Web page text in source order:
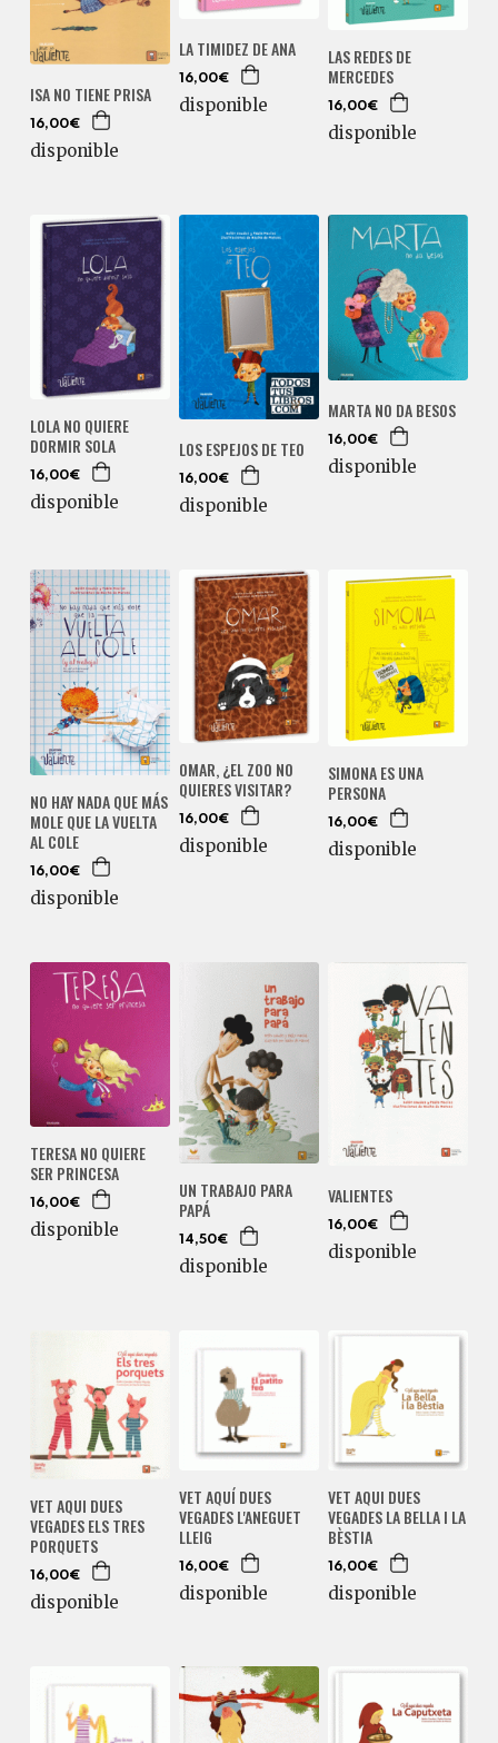
ISA NO TIENE PRISA
16,00€
disponible
LA TIMIDEZ DE ANA
16,00€
disponible
LAS REDES DE
MERCEDES
16,00€
disponible
LOLA NO QUIERE
DORMIR SOLA
16,00€
disponible
LOS ESPEJOS DE TEO
16,00€
disponible
MARTA NO DA BESOS
16,00€
disponible
NO HAY NADA QUE MÁS
MOLE QUE LA VUELTA
AL COLE
16,00€
disponible
OMAR, ¿EL ZOO NO
QUIERES VISITAR?
16,00€
disponible
SIMONA ES UNA
PERSONA
16,00€
disponible
TERESA NO QUIERE
SER PRINCESA
16,00€
disponible
UN TRABAJO PARA
PAPÁ
14,50€
disponible
VALIENTES
16,00€
disponible
VET AQUI DUES
VEGADES ELS TRES
PORQUETS
16,00€
disponible
VET AQUÍ DUES
VEGADES L'ANEGUET
LLEIG
16,00€
disponible
VET AQUI DUES
VEGADES LA BELLA I LA
BÈSTIA
16,00€
disponible